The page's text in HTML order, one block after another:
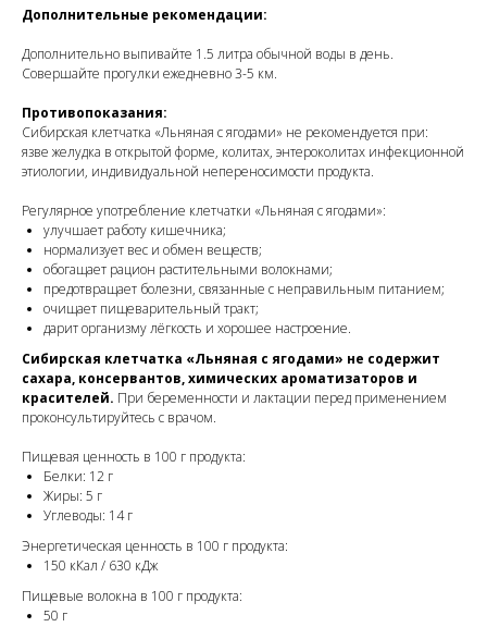
Дополнительные рекомендации:
Дополнительно выпивайте 1.5 литра обычной воды в день.
Совершайте прогулки ежедневно 3-5 км.
Противопоказания:
Сибирская клетчатка «Льняная с ягодами» не рекомендуется при:
язве желудка в открытой форме, колитах, энтероколитах инфекционной
этиологии, индивидуальной непереносимости продукта.
Регулярное употребление клетчатки «Льняная с ягодами»:
улучшает работу кишечника;
нормализует вес и обмен веществ;
обогащает рацион растительными волокнами;
предотвращает болезни, связанные с неправильным питанием;
очищает пищеварительный тракт;
дарит организму лёгкость и хорошее настроение.
Сибирская клетчатка «Льняная с ягодами» не содержит
сахара, консервантов, химических ароматизаторов и
красителей. При беременности и лактации перед применением
проконсультируйтесь с врачом.
Пищевая ценность в 100 г продукта:
Белки: 12 г
Жиры: 5 г
Углеводы: 14 г
Энергетическая ценность в 100 г продукта:
150 кКал / 630 кДж
Пищевые волокна в 100 г продукта:
50 г